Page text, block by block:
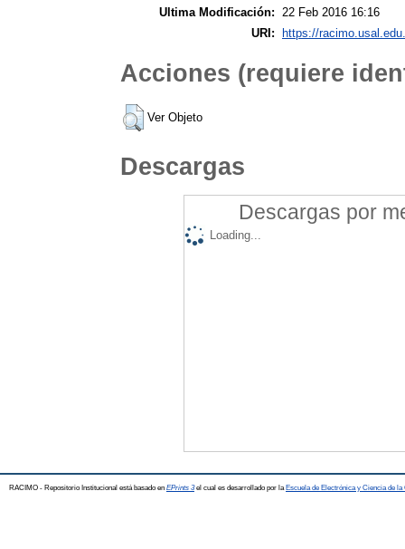
Ultima Modificación: 22 Feb 2016 16:16
URI:
https://
Acciones (requiere
Ver Objeto
Descargas
Descargas por
Loading...
RACIMO - Repositorio Institucional está basado en EPrints 3el cual es desarrollado por la Escuela de Electrónica y Ciencia de la